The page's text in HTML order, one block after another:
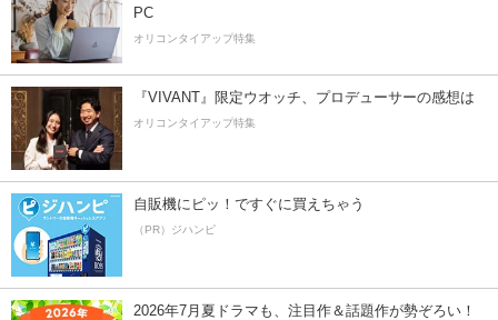
PC
オリコンタイアップ特集
『VIVANT』限定ウオッチ、プロデューサーの感想は
オリコンタイアップ特集
自販機にピッ！ですぐに買えちゃう
（PR）ジハンピ
2026年7月夏ドラマも、注目作＆話題作が勢ぞろい！